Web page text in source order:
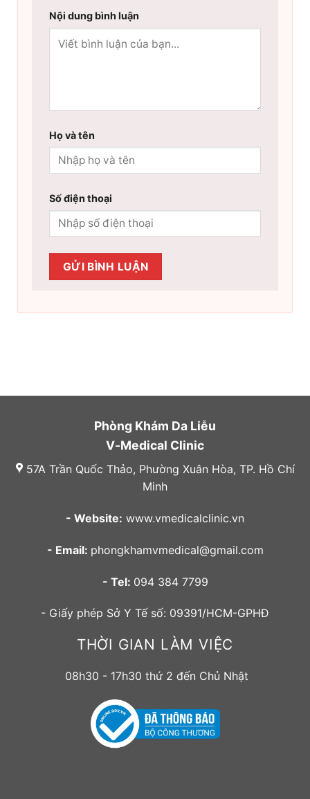
Nội dung bình luận
Họ và tên
Số điện thoại
Phòng Khám Da Liễu
V-Medical Clinic
57A Trần Quốc Thảo, Phường Xuân Hòa, TP. Hồ Chí
Minh
- Website: www.vmedicalclinic.vn
- Email: phongkhamvmedical@gmail.com
- Tel: 094 384 7799
- Giấy phép Sở Y Tế số: 09391/HCM-GPHĐ
THỜI GIAN LÀM VIỆC
08h30 - 17h30 thứ 2 đến Chủ Nhật